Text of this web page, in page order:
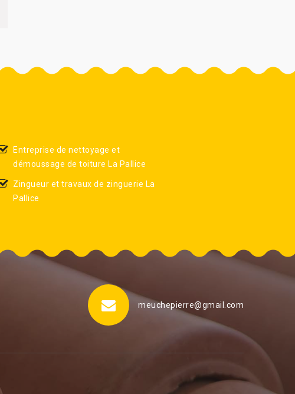
Entreprise de nettoyage et
démoussage de toiture La Pallice
Zingueur et travaux de zinguerie La
Pallice
meuchepierre@gmail.com